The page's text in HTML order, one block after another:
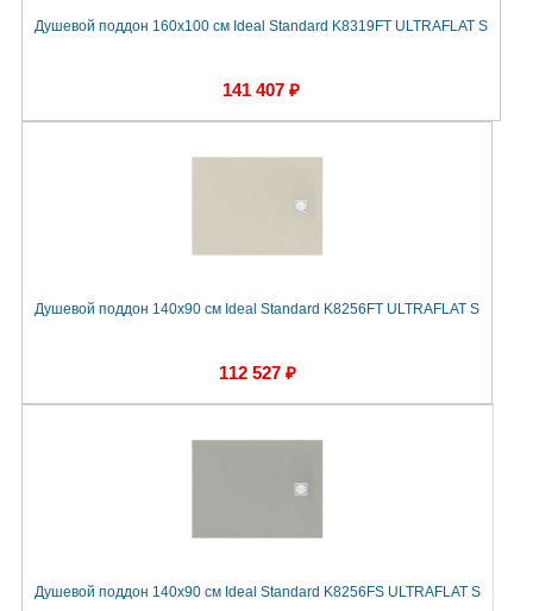
Душевой поддон 160х100 см Ideal Standard K8319FT ULTRAFLAT S
141 407 ₽
Душевой поддон 140х90 см Ideal Standard K8256FT ULTRAFLAT S
112 527 ₽
Душевой поддон 140х90 см Ideal Standard K8256FS ULTRAFLAT S